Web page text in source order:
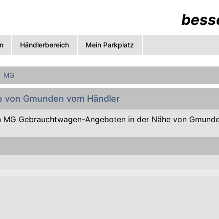
Händlerbereich Mein Parkplatz
MG
von Gmunden vom Händler
MG Gebrauchtwagen-Angeboten in der Nähe von